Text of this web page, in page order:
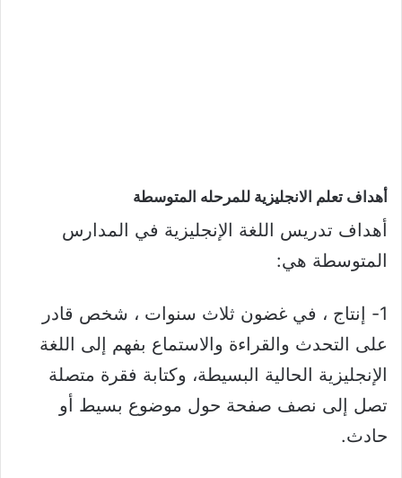
أهداف تعلم الانجليزية للمرحله المتوسطة​
أهداف تدريس اللغة الإنجليزية في المدارس
المتوسطة هي:
1- إنتاج ، في غضون ثلاث سنوات ، شخص قادر
على التحدث والقراءة والاستماع بفهم إلى اللغة
الإنجليزية الحالية البسيطة، وكتابة فقرة متصلة
تصل إلى نصف صفحة حول موضوع بسيط أو
حادث.